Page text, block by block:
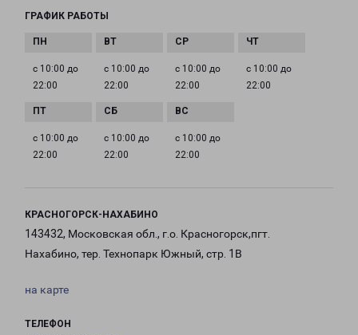
ГРАФИК РАБОТЫ
с 10:00 до
22:00
с 10:00 до
22:00
с 10:00 до
22:00
с 10:00 до
22:00
с 10:00 до
22:00
с 10:00 до
22:00
с 10:00 до
22:00
КРАСНОГОРСК-НАХАБИНО
143432, Московская обл., г.о. Красногорск,пгт.
Нахабино, тер. Технопарк Южный, стр. 1В
на карте
ТЕЛЕФОН